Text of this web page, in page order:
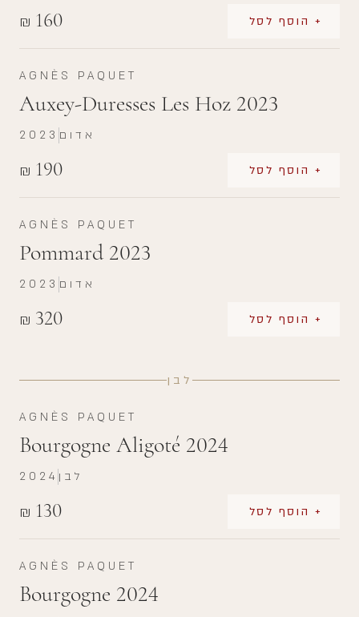
₪ 160 + הוסף לסל
AGNÈS PAQUET
Auxey-Duresses Les Hoz 2023
₪ 190 + הוסף לסל
2023 אדום
AGNÈS PAQUET
Pommard 2023
₪ 320 + הוסף לסל
2023 אדום
לבן
AGNÈS PAQUET
Bourgogne Aligoté 2024
₪ 130 + הוסף לסל
2024 לבן
AGNÈS PAQUET
Bourgogne 2024